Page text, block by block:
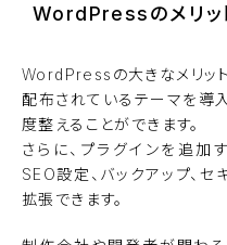
WordPressのメリッ
WordPressの大きなメリット
配布されているテーマを導
度整えることができます。
さらに、プラグインを追加
SEO設定、バックアップ、
拡張できます。